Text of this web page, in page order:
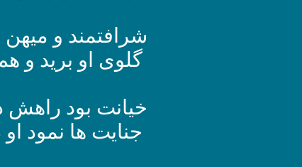
شرافتمند و
گلوی او برید و هم
خیانت بود راهش
جنایت ها نمود او